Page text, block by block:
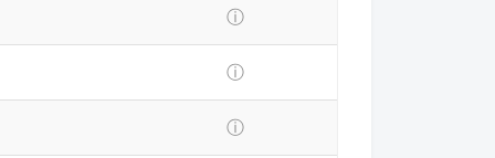
ⓘ
ⓘ
ⓘ